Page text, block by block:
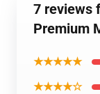
7 reviews
Premium
★★★★★
★★★★☆